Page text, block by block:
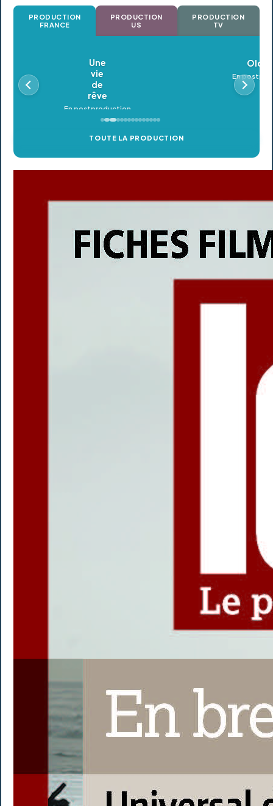
PRODUCTION
FRANCE
PRODUCTION
US
PRODUCTION
TV
Oldeupe
En postproduction
TOUTE LA PRODUCTION